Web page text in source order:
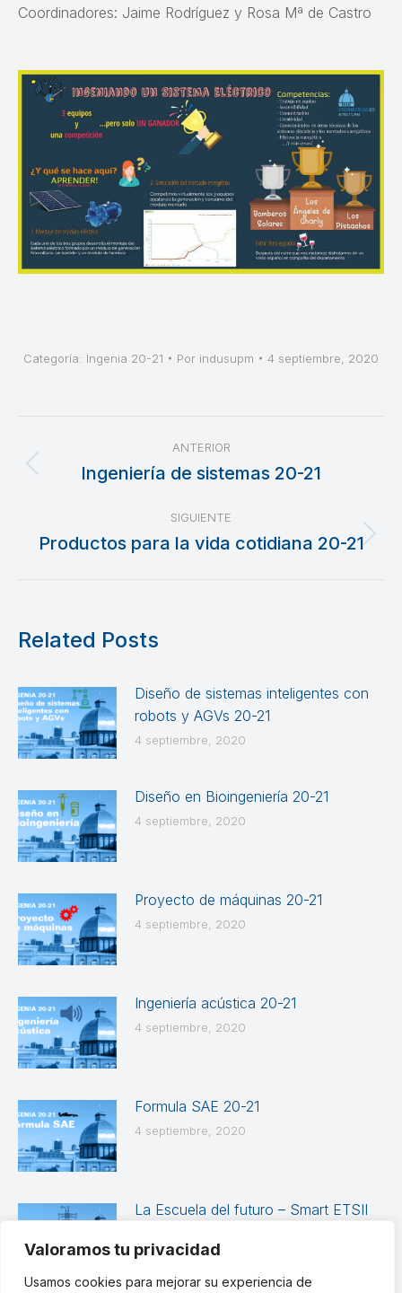
Valoramos tu privacidad
Usamos cookies para mejorar su experiencia de
Coordinadores: Jaime Rodríguez y Rosa Mª de Castro
Categoría: Ingenia 20-21 Por indusupm 4 septiembre, 2020
Navegación
entre
publicaciones
ANTERIOR
Publicación
Ingeniería de sistemas 20-21
SIGUIENTE
Publicación
Productos para la vida cotidiana 20-21
Related Posts
Diseño de sistemas inteligentes con
robots y AGVs 20-21
4 septiembre, 2020
Diseño en Bioingeniería 20-21
4 septiembre, 2020
Proyecto de máquinas 20-21
4 septiembre, 2020
Ingeniería acústica 20-21
4 septiembre, 2020
Formula SAE 20-21
4 septiembre, 2020
La Escuela del futuro – Smart ETSII
4 septiembre, 2020